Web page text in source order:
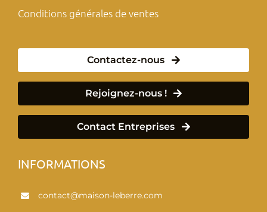
Conditions générales de ventes
Contactez-nous
Rejoignez-nous !
Contact Entreprises
INFORMATIONS
contact@maison-leberre.com